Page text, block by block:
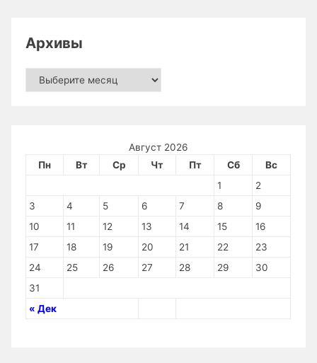
Архивы
Архивы
Август 2026
Пн
Вт Ср Чт Пт Сб Вс
« Дек
1
2
3
4 5 6 7 8
9
10
11 12 13 14 15
16
17
18 19 20 21 22
23
24
25 26 27 28 29
30
31